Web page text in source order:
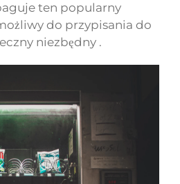
ten popularny
do przypisania do
niezbędny .